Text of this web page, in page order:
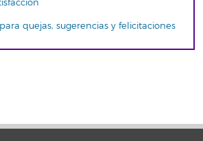
quejas, sugerencias y felicitaciones